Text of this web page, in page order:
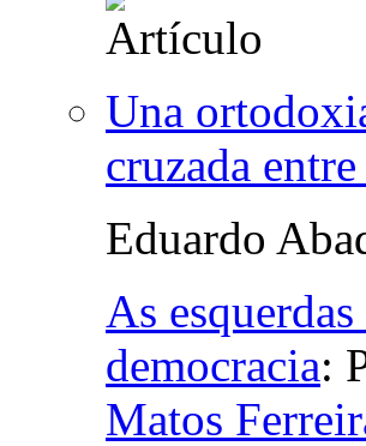
Una
cruzada
Eduardo
As
democracia:
Matos